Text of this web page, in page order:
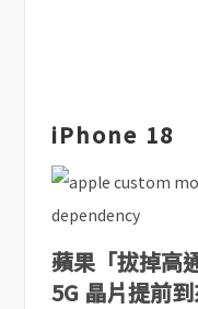
iPhone 18
蘋果「拔掉高
5G 晶片提前